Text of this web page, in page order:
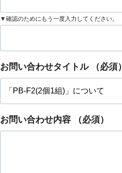
▼確認のためにもう一度入力してください。
お問い合わせタイトル （必須）
お問い合わせ内容 （必須）